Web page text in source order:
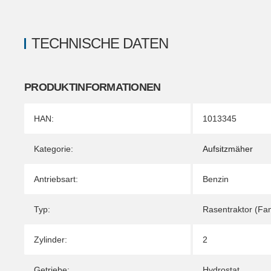
TECHNISCHE DATEN
PRODUKTINFORMATIONEN
Produkteigenschaft
Wert
HAN: 1013345
Kategorie: Aufsitzmäher
Antriebsart: Benzin
Typ: Rasentraktor
Zylinder: 2